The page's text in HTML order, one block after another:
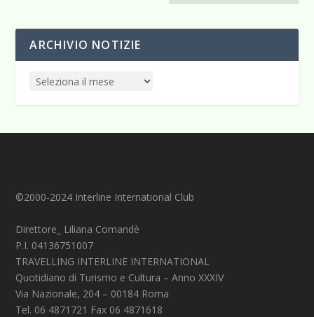
ARCHIVIO NOTIZIE
©2000-2024 Interline International Club
Direttore_ Liliana Comandè
P.I. 04136751007
TRAVELLING INTERLINE INTERNATIONAL
Quotidiano di Turismo e Cultura – Anno XXXIV
Via Nazionale, 204 – 00184 Roma
Tel. 06 4871721 Fax 06 4871618